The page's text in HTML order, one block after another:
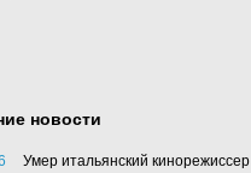
новости
Умер итальянский кинорежиссер